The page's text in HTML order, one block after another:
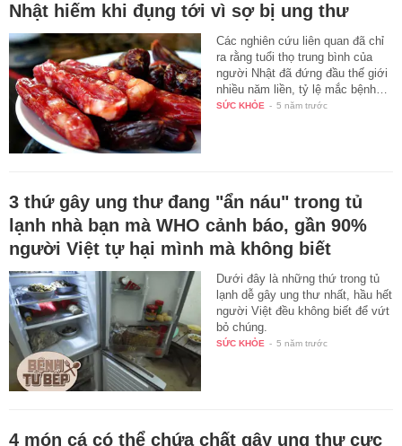
Nhật hiếm khi đụng tới vì sợ bị ung thư
Các nghiên cứu liên quan đã chỉ
ra rằng tuổi thọ trung bình của
người Nhật đã đứng đầu thế giới
nhiều năm liền, tỷ lệ mắc bệnh…
SỨC KHỎE - 5 năm trước
3 thứ gây ung thư đang "ẩn náu" trong tủ
lạnh nhà bạn mà WHO cảnh báo, gần 90%
người Việt tự hại mình mà không biết
Dưới đây là những thứ trong tủ
lạnh dễ gây ung thư nhất, hầu hết
người Việt đều không biết để vứt
bỏ chúng.
SỨC KHỎE - 5 năm trước
4 món cá có thể chứa chất gây ung thư cực